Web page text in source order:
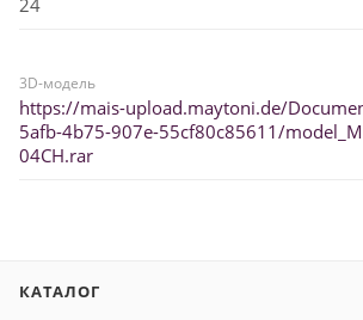
3D-модель
https://mais-upload.maytoni.de/
5afb-4b75-907e-55cf80c85611/
04CH.rar
КАТАЛОГ